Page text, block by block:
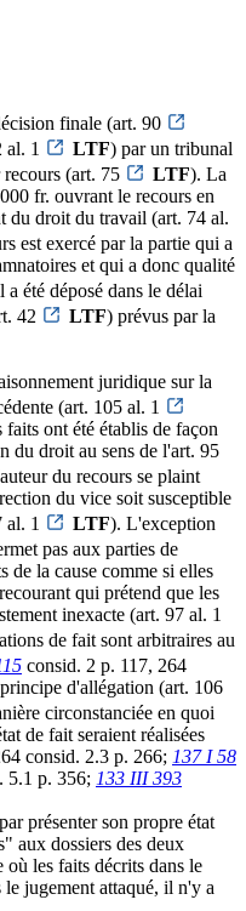
finale (art. 90
al. 1 LTF) par un tribunal
(art. 75
LTF). La
fr. ouvrant le recours en
du droit du travail (art. 74 al.
est exercé par la partie qui a
et qui a donc qualité
a été déposé dans le délai
42 LTF) prévus par la
juridique sur la
(art. 105 al. 1
ont été établis de façon
du droit au sens de l'art. 95
du recours se plaint
du vice soit susceptible
al. 1
LTF). L'exception
pas aux parties de
de la cause comme si elles
qui prétend que les
inexacte (art. 97 al. 1
de fait sont arbitraires au
consid. 2 p. 117, 264
d'allégation (art. 106
circonstanciée en quoi
de fait seraient réalisées
consid. 2.3 p. 266; 137 I 58
5.1 p. 356; 133 III 393
présenter son propre état
aux dossiers des deux
où les faits décrits dans le
le jugement attaqué, il n'y a